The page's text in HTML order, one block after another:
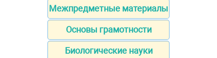
Межпредметные материалы
Основы грамотности
Биологические науки